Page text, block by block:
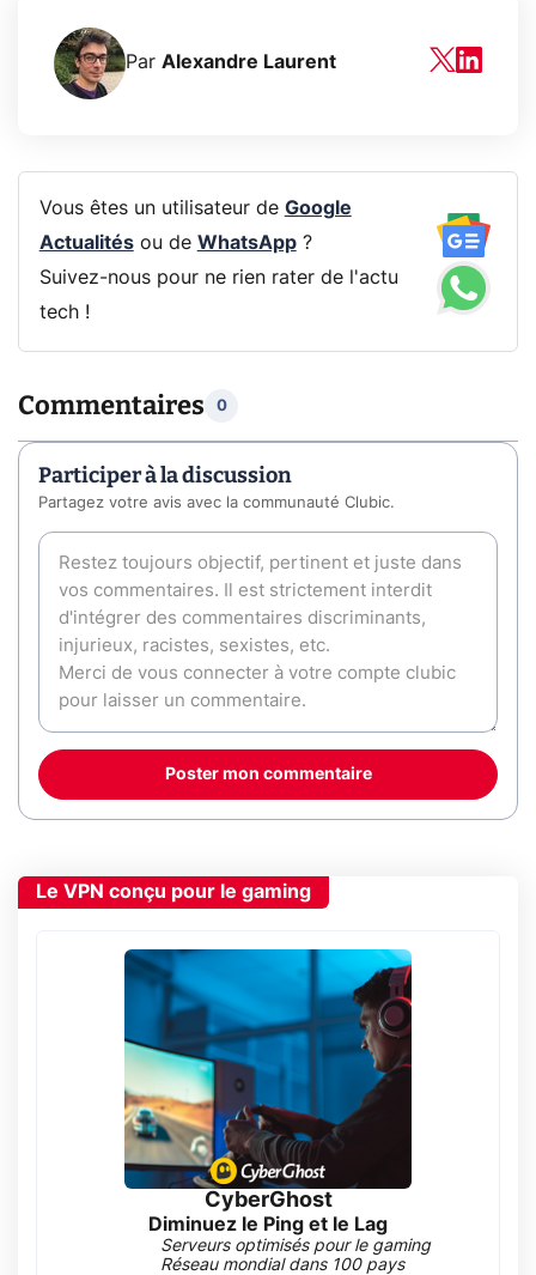
Par Alexandre Laurent
Vous êtes un utilisateur de Google
Actualitésou de WhatsApp?
Suivez-nous pour ne rien rater de l'actu
tech !
Commentaires 0
Participer à la discussion
Partagez votre avis avec la communauté Clubic.
Poster mon commentaire
Le VPN conçu pour le gaming
CyberGhost
Diminuez le Ping et le Lag
Serveurs optimisés pour le gaming
Réseau mondial dans 100 pays